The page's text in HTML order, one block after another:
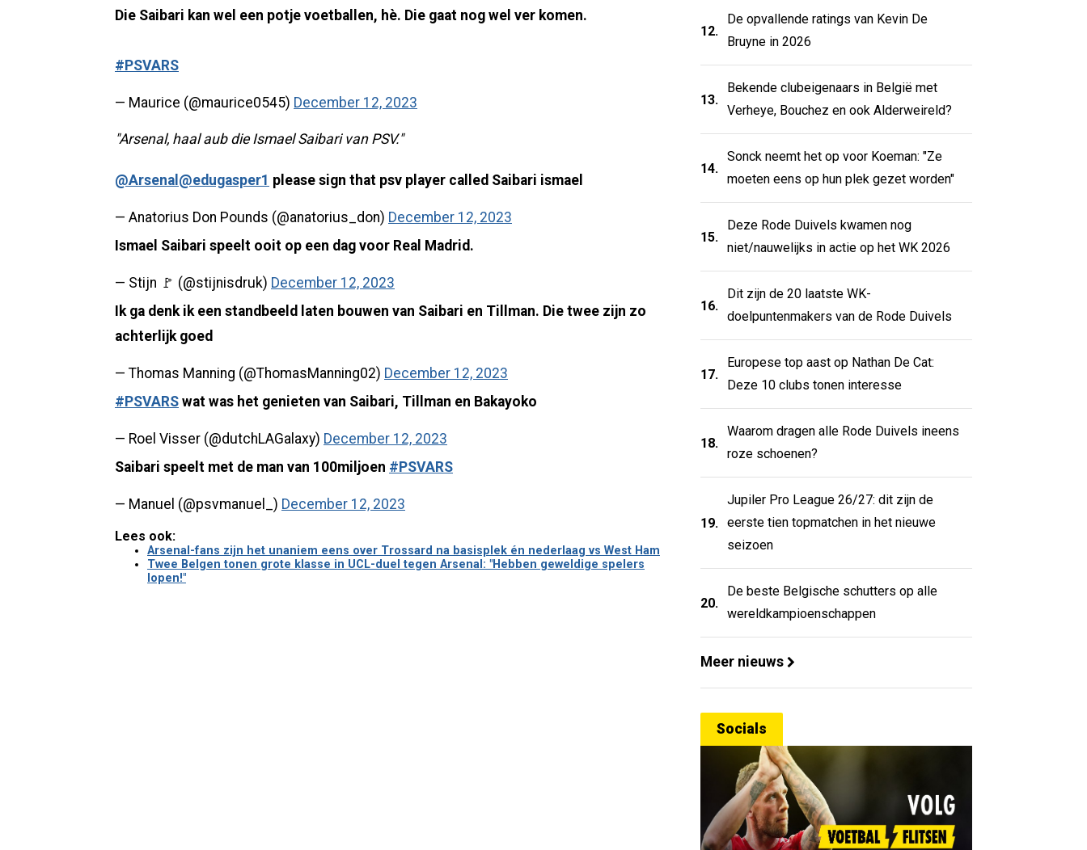
Die Saibari kan wel een potje voetballen, hè. Die gaat nog wel ver komen.
#PSVARS
— Maurice (@maurice0545) December 12, 2023
"Arsenal, haal aub die Ismael Saibari van PSV."
@Arsenal @edugasper1 please sign that psv player called Saibari ismael
— Anatorius Don Pounds (@anatorius_don) December 12, 2023
Ismael Saibari speelt ooit op een dag voor Real Madrid.
— Stijn 🚩 (@stijnisdruk) December 12, 2023
Ik ga denk ik een standbeeld laten bouwen van Saibari en Tillman. Die twee zijn zo
achterlijk goed
— Thomas Manning (@ThomasManning02) December 12, 2023
#PSVARS wat was het genieten van Saibari, Tillman en Bakayoko
— Roel Visser (@dutchLAGalaxy) December 12, 2023
Saibari speelt met de man van 100miljoen #PSVARS
— Manuel (@psvmanuel_) December 12, 2023
Lees ook:
Arsenal-fans zijn het unaniem eens over Trossard na basisplek én nederlaag vs West Ham
Twee Belgen tonen grote klasse in UCL-duel tegen Arsenal: "Hebben geweldige spelers
lopen!"
12.
De opvallende ratings van Kevin De
Bruyne in 2026
13.
Bekende clubeigenaars in België met
Verheye, Bouchez en ook Alderweireld?
14.
Sonck neemt het op voor Koeman: "Ze
moeten eens op hun plek gezet worden"
15.
Deze Rode Duivels kwamen nog
niet/nauwelijks in actie op het WK 2026
16.
Dit zijn de 20 laatste WK-
doelpuntenmakers van de Rode Duivels
17.
Europese top aast op Nathan De Cat:
Deze 10 clubs tonen interesse
18.
Waarom dragen alle Rode Duivels ineens
roze schoenen?
19.
Jupiler Pro League 26/27: dit zijn de
eerste tien topmatchen in het nieuwe
seizoen
20.
De beste Belgische schutters op alle
wereldkampioenschappen
Meer nieuws
Socials